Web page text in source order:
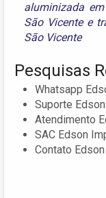
aluminizada
São Vicentee
São Vicente
Pesquisas
Whatsapp
Suporte
Atendimento
SAC Edson
Contato